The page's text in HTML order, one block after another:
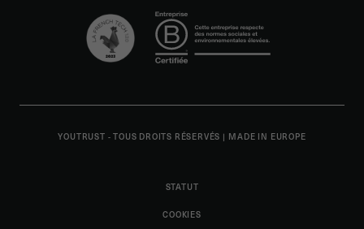
YOUTRUST - TOUS DROITS RÉSERVÉS | MADE IN EUROPE
STATUT
COOKIES